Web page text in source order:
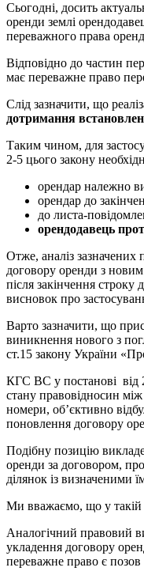
Сьогодні, досить
оренди землі
переважного права
Відповідно до частин
має переважне право
Слід зазначити, що
дотримання
Таким чином, для
2-5 цього закону
орендар належно
орендар до
до листа-
орендодавець
Отже, аналіз зазначених
договору оренди з
після закінчення строку
висновок про
Варто зазначити, що
виникнення нового з
ст.15 закону України
КГС ВС у постанові від
стану правовідносин
номери, об’єктивно
поновлення договору
Подібну позицію
оренди за договором,
ділянок із визначеними
Ми вважаємо, що у такій
Аналогічний правовий
укладення договору
переважне право є